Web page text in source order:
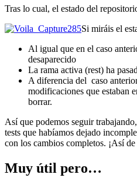
Tras lo cual, el estado del
Si miráis el
Al igual que en el caso
desaparecido
La rama activa (rest) ha
A diferencia del caso
modificaciones que estaban
borrar.
Así que podemos seguir
tests que habíamos dejado
con los cambios completos. ¡Así
Muy útil pero…